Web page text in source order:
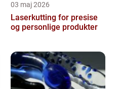
03 maj 2026
Laserkutting for presise
og personlige produkter